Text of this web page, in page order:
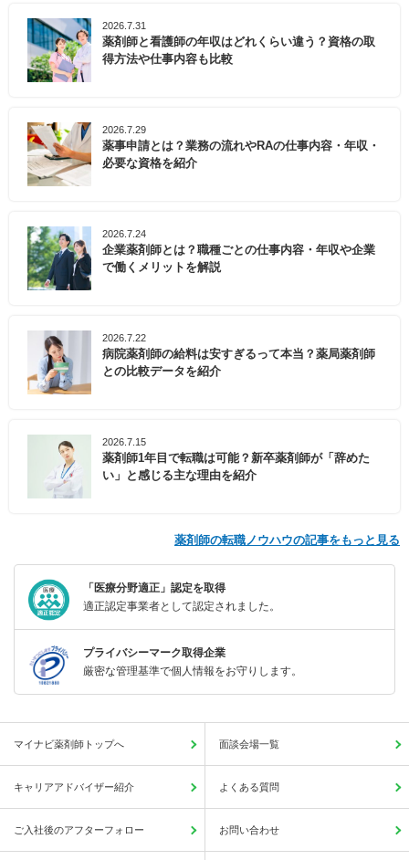
2026.7.31
薬剤師と看護師の年収はどれくらい違う？資格の取
得方法や仕事内容も比較
2026.7.29
薬事申請とは？業務の流れやRAの仕事内容・年収・
必要な資格を紹介
2026.7.24
企業薬剤師とは？職種ごとの仕事内容・年収や企業
で働くメリットを解説
2026.7.22
病院薬剤師の給料は安すぎるって本当？薬局薬剤師
との比較データを紹介
2026.7.15
薬剤師1年目で転職は可能？新卒薬剤師が「辞めた
い」と感じる主な理由を紹介
薬剤師の転職ノウハウの記事をもっと見る
「医療分野適正」認定を取得
適正認定事業者として認定されました。
プライバシーマーク取得企業
厳密な管理基準で個人情報をお守りします。
マイナビ薬剤師トップへ 面談会場一覧
キャリアアドバイザー紹介 よくある質問
ご入社後のアフターフォロー お問い合わせ